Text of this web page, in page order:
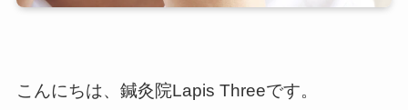
こんにちは、鍼灸院Lapis Threeです。